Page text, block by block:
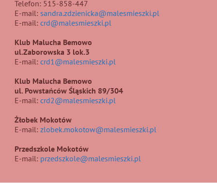
Telefon: 515-858-447
E-mail: sandra.zdzienicka@malesmieszki.pl
E-mail: crd@malesmieszki.pl
Klub Malucha Bemowo
ul.Zaborowska 3 lok.3
E-mail: crd1@malesmieszki.pl
Klub Malucha Bemowo
ul. Powstańców Śląskich 89/304
E-mail: crd2@malesmieszki.pl
Żłobek Mokotów
E-mail: zlobek.mokotow@malesmieszki.pl
Przedszkole Mokotów
E-mail: przedszkole@malesmieszki.pl